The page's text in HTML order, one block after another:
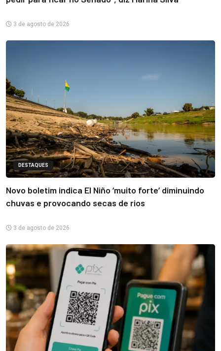
3 de agosto de 2026
DESTAQUES
Novo boletim indica El Niño ‘muito forte’ diminuindo
chuvas e provocando secas de rios
3 de agosto de 2026